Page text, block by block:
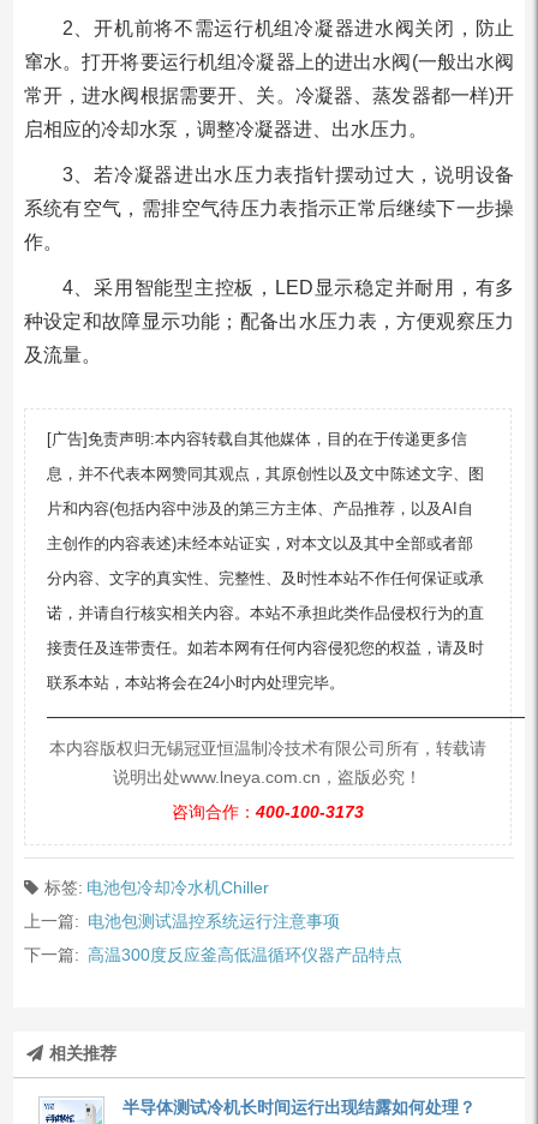
2、开机前将不需运行机组冷凝器进水阀关闭，防止
窜水。打开将要运行机组冷凝器上的进出水阀(一般出水阀
常开，进水阀根据需要开、关。冷凝器、蒸发器都一样)开
启相应的冷却水泵，调整冷凝器进、出水压力。
3、若冷凝器进出水压力表指针摆动过大，说明设备
系统有空气，需排空气待压力表指示正常后继续下一步操
作。
4、采用智能型主控板，LED显示稳定并耐用，有多
种设定和故障显示功能；配备出水压力表，方便观察压力
及流量。
[广告]免责声明:本内容转载自其他媒体，目的在于传递更多信
息，并不代表本网赞同其观点，其原创性以及文中陈述文字、图
片和内容(包括内容中涉及的第三方主体、产品推荐，以及AI自
主创作的内容表述)未经本站证实，对本文以及其中全部或者部
分内容、文字的真实性、完整性、及时性本站不作任何保证或承
诺，并请自行核实相关内容。本站不承担此类作品侵权行为的直
接责任及连带责任。如若本网有任何内容侵犯您的权益，请及时
联系本站，本站将会在24小时内处理完毕。
本内容版权归无锡冠亚恒温制冷技术有限公司所有，转载请
说明出处www.lneya.com.cn，盗版必究！
咨询合作： 400-100-3173
标签: 电池包冷却冷水机Chiller
上一篇: 电池包测试温控系统运行注意事项
下一篇: 高温300度反应釜高低温循环仪器产品特点
相关推荐
半导体测试冷机长时间运行出现结露如何处理？